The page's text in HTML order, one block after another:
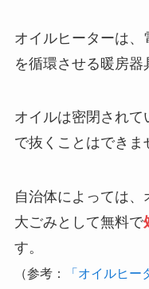
オイルヒーターは
を循環させる暖房器
オイルは密閉され
で抜くことはできま
自治体によっては、
大ごみとして無料で
す。
（参考：
「オイルヒ